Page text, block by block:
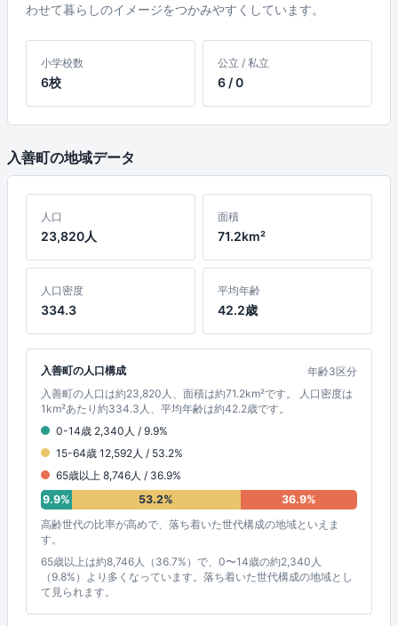
わせて暮らしのイメージをつかみやすくしています。
小学校数
6校
公立 / 私立
6 / 0
入善町の地域データ
人口
23,820人
面積
71.2km²
人口密度
334.3
平均年齢
42.2歳
入善町の人口構成
年齢3区分
入善町の人口は約23,820人、面積は約71.2km²です。 人口密度は
1km²あたり約334.3人、平均年齢は約42.2歳です。
0-14歳 2,340人 / 9.9%
15-64歳 12,592人 / 53.2%
65歳以上 8,746人 / 36.9%
9.9%
53.2%
36.9%
高齢世代の比率が高めで、落ち着いた世代構成の地域といえま
す。
65歳以上は約8,746人（36.7%）で、0〜14歳の約2,340人
（9.8%）より多くなっています。落ち着いた世代構成の地域とし
て見られます。